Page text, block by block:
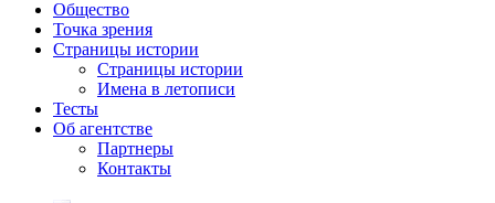
Общество
Точка зрения
Страницы истории
Страницы истории
Имена в летописи
Тесты
Об агентстве
Партнеры
Контакты